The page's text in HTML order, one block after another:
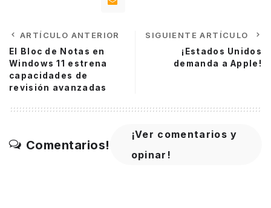
ARTÍCULO ANTERIOR
El Bloc de Notas en
Windows 11 estrena
capacidades de
revisión avanzadas
SIGUIENTE ARTÍCULO
¡Estados Unidos
demanda a Apple!
Comentarios!
¡Ver comentarios y
opinar!